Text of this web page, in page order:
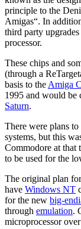
principle to the
Amigas“. In
third party
processor.
These chips and
(through a
basis to the Amiga
1995 and would be
Saturn.
There were plans to
systems, but this
Commodore at that
to be used for the
The original plan
have Windows NT
for the new big-
through emulation.
microprocessor